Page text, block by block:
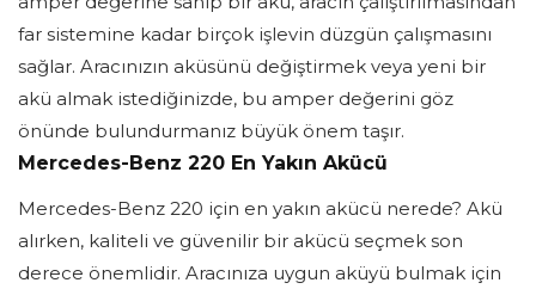
far sistemine kadar birçok işlevin düzgün çalışmasını
sağlar. Aracınızın aküsünü değiştirmek veya yeni bir
akü almak istediğinizde, bu amper değerini göz
önünde bulundurmanız büyük önem taşır.
Mercedes-Benz 220 En Yakın Akücü
Mercedes-Benz 220 için en yakın akücü nerede? Akü
alırken, kaliteli ve güvenilir bir akücü seçmek son
derece önemlidir. Aracınıza uygun aküyü bulmak için